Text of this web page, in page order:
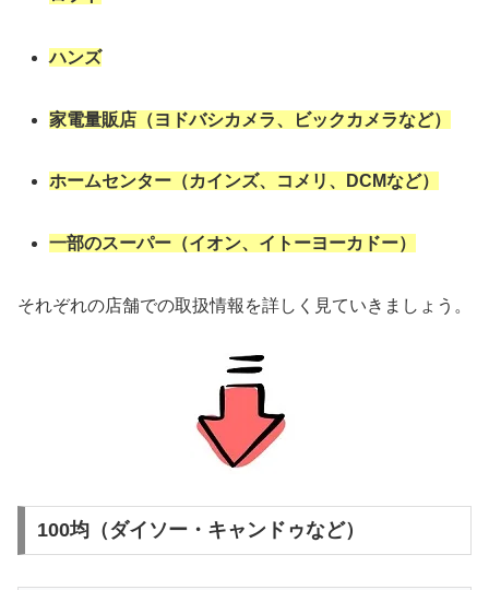
ハンズ
家電量販店（ヨドバシカメラ、ビックカメラなど）
ホームセンター（カインズ、コメリ、DCMなど）
一部のスーパー（イオン、イトーヨーカドー）
それぞれの店舗での取扱情報を詳しく見ていきましょう。
100均（ダイソー・キャンドゥなど）